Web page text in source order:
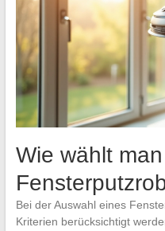
Wie wählt
Bei der Auswahl eines
Kriterien berücksichtigt